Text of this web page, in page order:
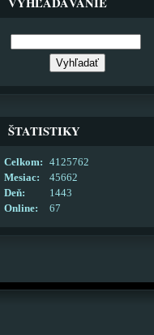
ŠTATISTIKY
Online: 67
Celkom:
4125762
Mesiac:
45662
Deň:
1443